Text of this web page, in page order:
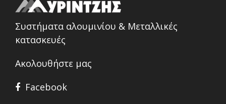
Συστήματα αλουμινίου & Μεταλλικές
κατασκευές
Ακολουθήστε μας
Facebook